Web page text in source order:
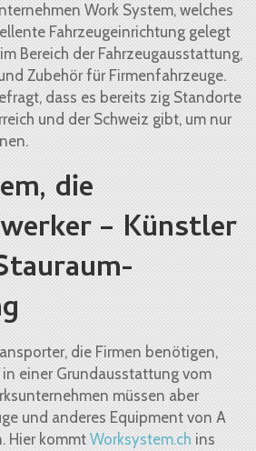
Work System, welches
Fahrzeugeinrichtung gelegt
Bereich der Fahrzeugausstattung,
Zubehör für Firmenfahrzeuge.
dass es bereits zig Standorte
und der Schweiz gibt, um nur
die
– Künstler
die Firmen benötigen,
einer Grundausstattung vom
müssen aber
und anderes Equipment von A
Hier kommt Worksystem.ch ins